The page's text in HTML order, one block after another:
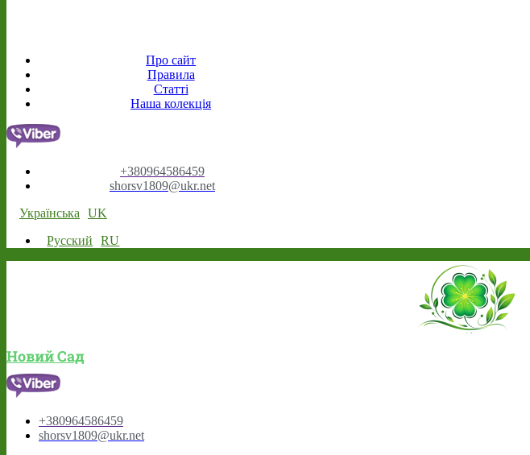
Про сайт
Правила
Статті
Наша колекція
+380964586459
shorsv1809@ukr.net
Українська UK
Русский
RU
Новий Сад
+380964586459
shorsv1809@ukr.net